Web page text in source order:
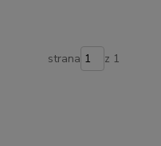
strana z 1